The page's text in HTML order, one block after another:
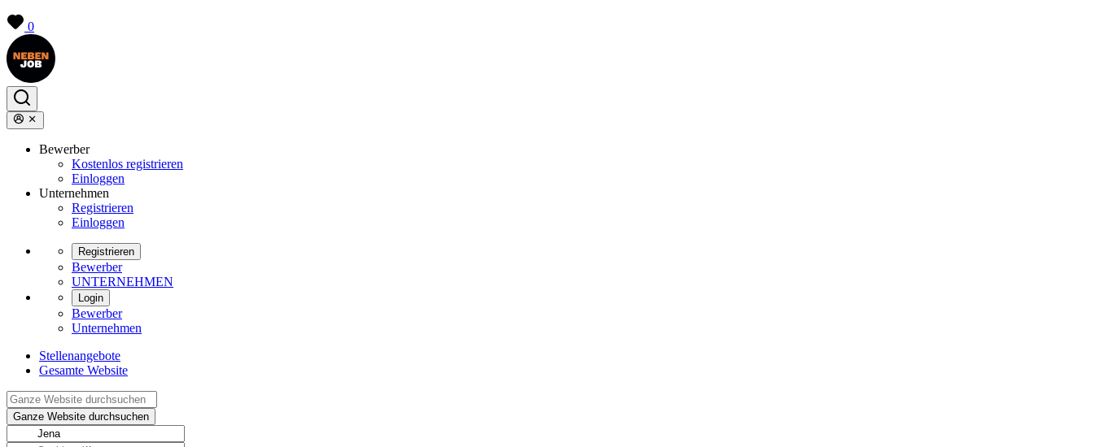
0
Bewerber
Kostenlos registrieren
Einloggen
Unternehmen
Registrieren
Einloggen
Registrieren
Bewerber
UNTERNEHMEN
Login
Bewerber
Unternehmen
Stellenangebote
Gesamte Website